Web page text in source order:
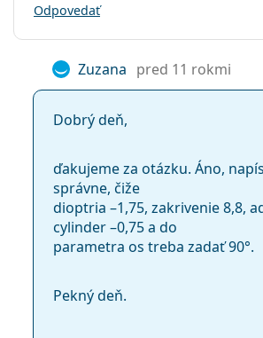
Odpovedať
Zuzana pred 11 rokmi
Dobrý deň,
ďakujeme za otázku. Áno,
správne, čiže
dioptria –1,75, zakrivenie 8,8,
cylinder –0,75 a do
parametra os treba zadať 90°.
Pekný deň.